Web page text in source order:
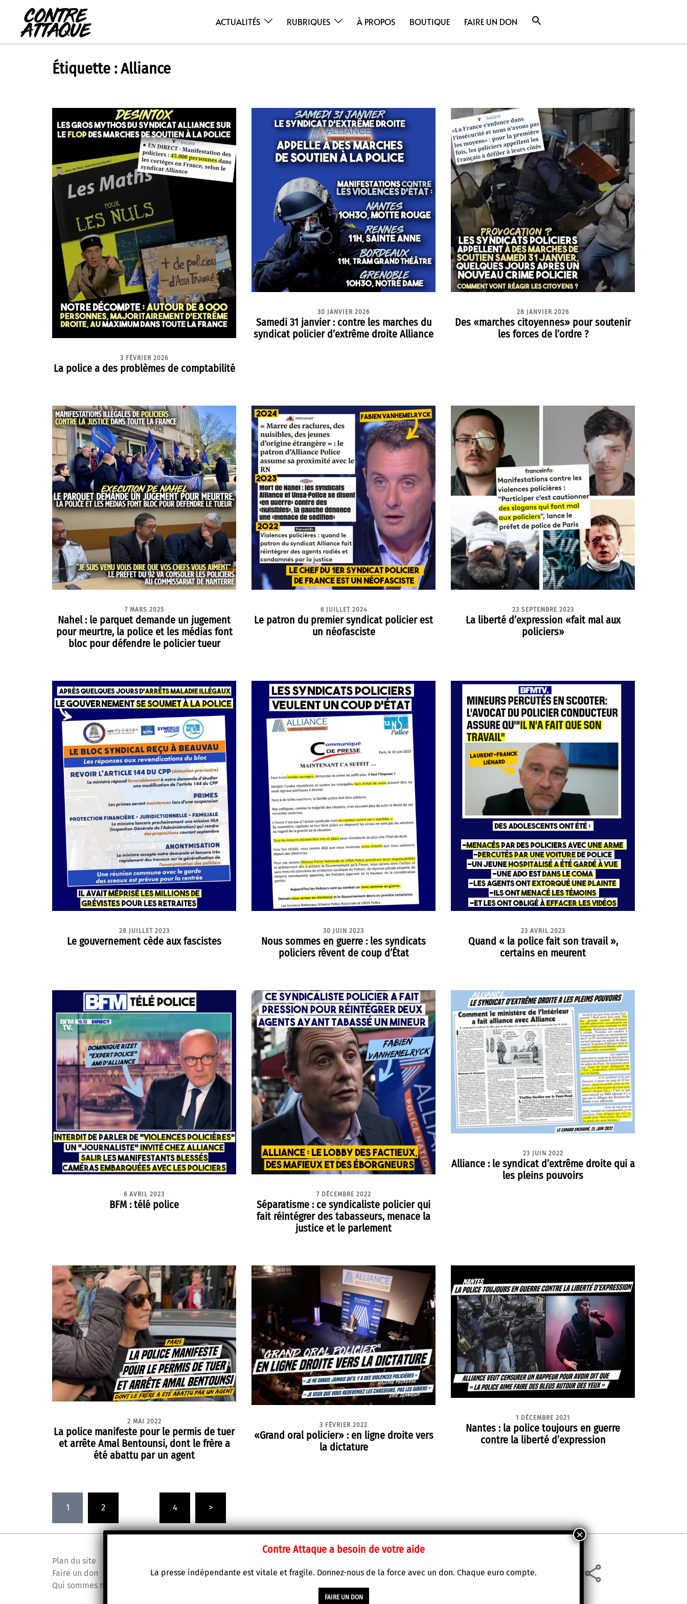
contenu
ACTUALITÉS RUBRIQUES À PROPOS BOUTIQUE FAIRE UN DON
Étiquette :Alliance
3 FÉVRIER 2026
La police a des problèmes de comptabilité
30 JANVIER 2026
Samedi 31 janvier : contre les marches du
syndicat policier d’extrême droite Alliance
28 JANVIER 2026
Des «marches citoyennes» pour soutenir
les forces de l’ordre ?
7 MARS 2025
Nahel : le parquet demande un jugement
pour meurtre, la police et les médias font
bloc pour défendre le policier tueur
6 JUILLET 2024
Le patron du premier syndicat policier est
un néofasciste
23 SEPTEMBRE 2023
La liberté d’expression «fait mal aux
policiers»
28 JUILLET 2023
Le gouvernement cède aux fascistes
30 JUIN 2023
Nous sommes en guerre : les syndicats
policiers rêvent de coup d’État
23 AVRIL 2023
Quand « la police fait son travail »,
certains en meurent
6 AVRIL 2023
BFM : télé police
7 DÉCEMBRE 2022
Séparatisme : ce syndicaliste policier qui
fait réintégrer des tabasseurs, menace la
justice et le parlement
23 JUIN 2022
Alliance : le syndicat d’extrême droite qui a
les pleins pouvoirs
2 MAI 2022
La police manifeste pour le permis de tuer
et arrête Amal Bentounsi, dont le frère a
été abattu par un agent
3 FÉVRIER 2022
«Grand oral policier» : en ligne droite vers
la dictature
1 DÉCEMBRE 2021
Nantes : la police toujours en guerre
contre la liberté d’expression
des
publications
1 2 4 >
Plan du site
Faire un don
Qui sommes nous ?
Contre Attaque a besoin de votre aide
La presse indépendante est vitale et fragile. Donnez-nous de la force avec un don. Chaque euro compte.
FAIRE UN DON